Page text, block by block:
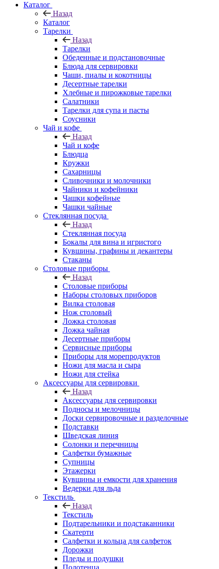
Каталог
Назад
Каталог
Тарелки
Назад
Тарелки
Обеденные и подстановочные
Блюда для сервировки
Чаши, пиалы и кокотницы
Десертные тарелки
Хлебные и пирожковые тарелки
Салатники
Тарелки для супа и пасты
Соусники
Чай и кофе
Назад
Чай и кофе
Блюдца
Кружки
Сахарницы
Сливочники и молочники
Чайники и кофейники
Чашки кофейные
Чашки чайные
Стеклянная посуда
Назад
Стеклянная посуда
Бокалы для вина и игристого
Кувшины, графины и декантеры
Стаканы
Столовые приборы
Назад
Столовые приборы
Наборы столовых приборов
Вилка столовая
Нож столовый
Ложка столовая
Ложка чайная
Десертные приборы
Сервисные приборы
Приборы для морепродуктов
Ножи для масла и сыра
Ножи для стейка
Аксессуары для сервировки
Назад
Аксессуары для сервировки
Подносы и мелочницы
Доски сервировочные и разделочные
Подставки
Шведская линия
Солонки и перечницы
Салфетки бумажные
Супницы
Этажерки
Кувшины и емкости для хранения
Ведерки для льда
Текстиль
Назад
Текстиль
Подтарельники и подстаканники
Скатерти
Салфетки и кольца для салфеток
Дорожки
Пледы и подушки
Полотенца